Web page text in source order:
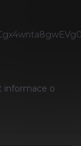
informace o